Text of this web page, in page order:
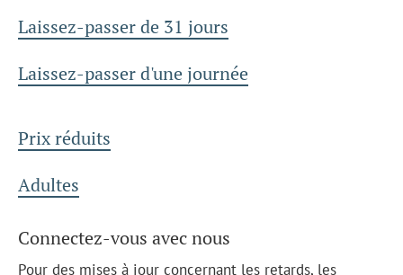
Laissez-passer de 31 jours
Laissez-passer d'une journée
Prix réduits
Adultes
Connectez-vous avec nous
Pour des mises à jour concernant les retards, les